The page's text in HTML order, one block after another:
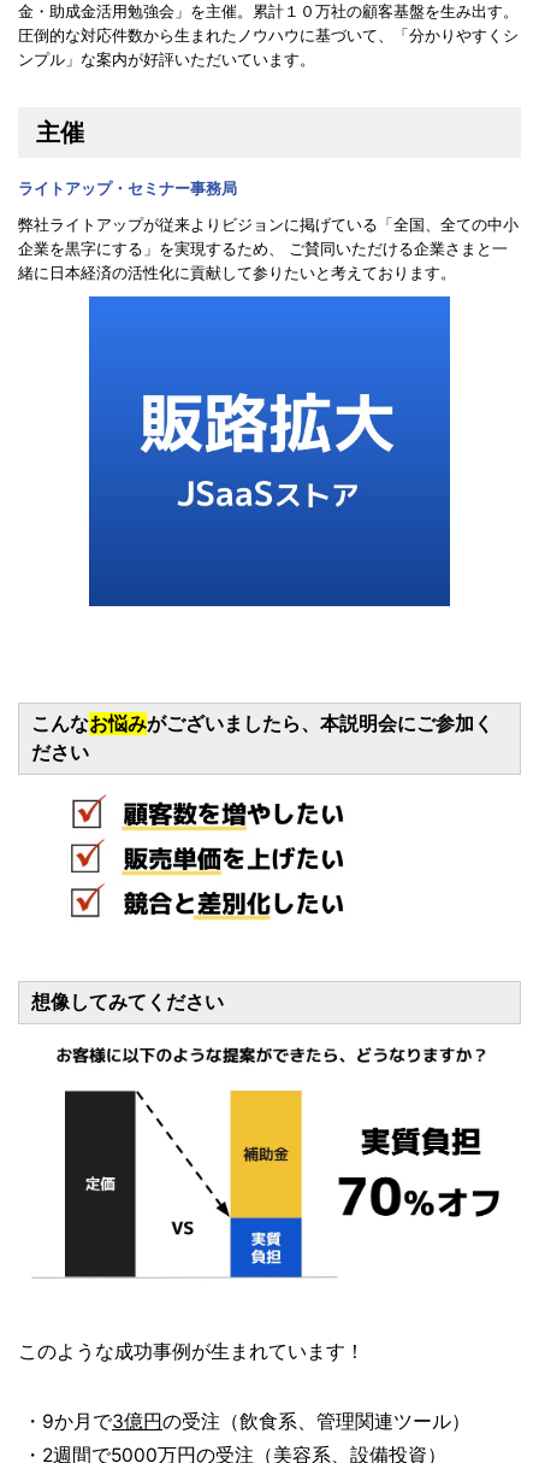
金・助成金活用勉強会」を主催。累計１０万社の顧客基盤を生み出す。
圧倒的な対応件数から生まれたノウハウに基づいて、「分かりやすくシ
ンプル」な案内が好評いただいています。
主催
ライトアップ・セミナー事務局
弊社ライトアップが従来よりビジョンに掲げている「全国、全ての中小
企業を黒字にする」を実現するため、 ご賛同いただける企業さまと一
緒に日本経済の活性化に貢献して参りたいと考えております。
こんなお悩みがございましたら、本説明会にご参加く
ださい
想像してみてください
このような成功事例が生まれています！
・9か月で3億円の受注（飲食系、管理関連ツール）
・2週間で5000万円の受注（美容系、設備投資）